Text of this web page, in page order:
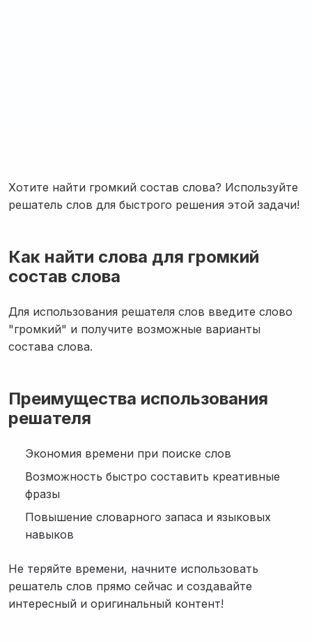
Хотите найти громкий состав слова? Используйте
решатель слов для быстрого решения этой задачи!
Как найти слова для громкий
состав слова
Для использования решателя слов введите слово
"громкий" и получите возможные варианты
состава слова.
Преимущества использования
решателя
Экономия времени при поиске слов
Возможность быстро составить креативные
фразы
Повышение словарного запаса и языковых
навыков
Не теряйте времени, начните использовать
решатель слов прямо сейчас и создавайте
интересный и оригинальный контент!